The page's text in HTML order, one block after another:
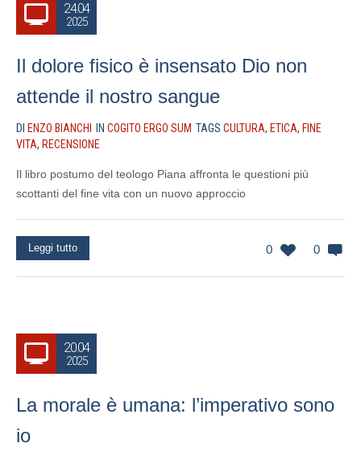
24.04
2025
Il dolore fisico è insensato Dio non
attende il nostro sangue
DI ENZO BIANCHI IN COGITO ERGO SUM TAGS CULTURA, ETICA, FINE
VITA, RECENSIONE
Il libro postumo del teologo Piana affronta le questioni più
scottanti del fine vita con un nuovo approccio
0 0
Leggi tutto
20.04
2025
La morale è umana: l’imperativo sono
io